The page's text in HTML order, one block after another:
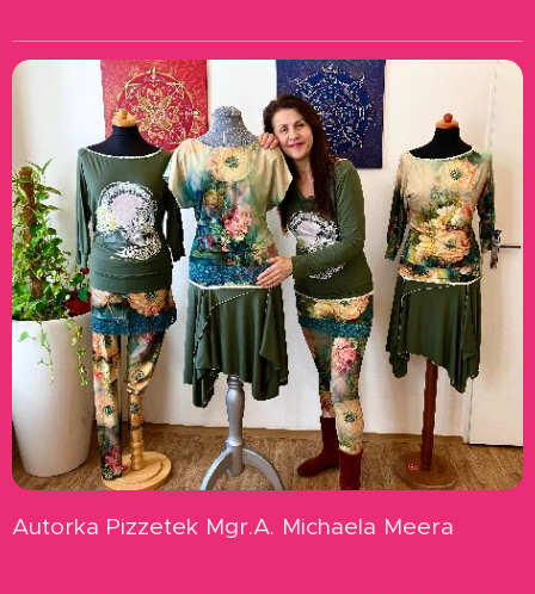
Autorka Pizzetek Mgr.A. Michaela Meera